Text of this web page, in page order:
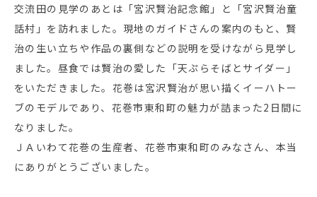
交流田の見学のあとは「宮沢賢治記念館」と「宮沢賢治童
話村」を訪れました。現地のガイドさんの案内のもと、賢
治の生い立ちや作品の裏側などの説明を受けながら見学し
ました。昼食では賢治の愛した「天ぷらそばとサイダー」
をいただきました。花巻は宮沢賢治が思い描くイーハトー
ブのモデルであり、花巻市東和町の魅力が詰まった2日間に
なりました。
ＪＡいわて花巻の生産者、花巻市東和町のみなさん、本当
にありがとうございました。